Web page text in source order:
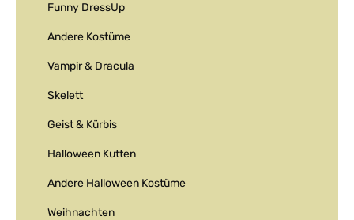
Funny DressUp
Andere Kostüme
Vampir & Dracula
Skelett
Geist & Kürbis
Halloween Kutten
Andere Halloween Kostüme
Weihnachten